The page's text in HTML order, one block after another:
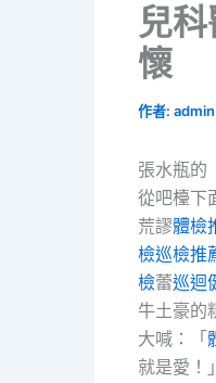
兒
懷
作者: admin
張水瓶的
從吧檯下
荒謬體檢
檢巡檢推
檢蕾巡迴
牛土豪的
大喊：「
就是愛！